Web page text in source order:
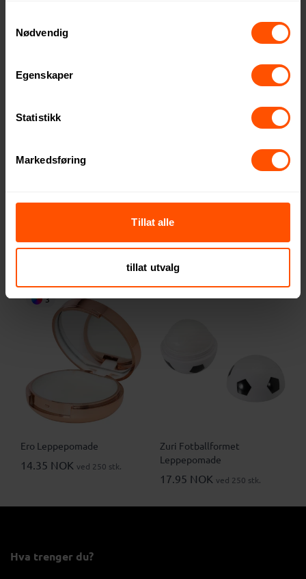
Nødvendig
Egenskaper
Statistikk
Markedsføring
Tillat alle
tillat utvalg
Esme Leppepomade Valae Bambus Leppepomade
53.50 NOK
3
Ero Leppepomade
14.35 NOK ved 250 stk.
Zuri Fotballformet
Leppepomade
17.95 NOK ved 250 stk.
Hva trenger du?